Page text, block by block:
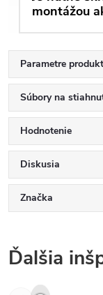
montážou
Parametre
Súbory na
Hodnotenie
Diskusia
Značka
Ďalšia